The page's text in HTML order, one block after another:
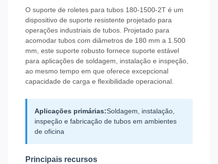
O suporte de roletes para tubos 180-1500-2T é um
dispositivo de suporte resistente projetado para
operações industriais de tubos. Projetado para
acomodar tubos com diâmetros de 180 mm a 1.500
mm, este suporte robusto fornece suporte estável
para aplicações de soldagem, instalação e inspeção,
ao mesmo tempo em que oferece excepcional
capacidade de carga e flexibilidade operacional.
Aplicações primárias:Soldagem, instalação,
inspeção e fabricação de tubos em ambientes
de oficina
Principais recursos